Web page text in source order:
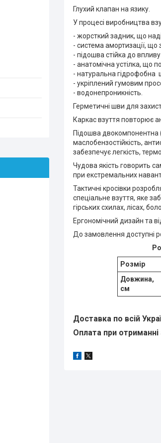
Глухий клапан на язику.
У процесі виробництва
- жорсткий задник, що
- система амортизації, що
- підошва стійка до
- анатомічна устілка, що
- натуральна гідрофобна
- укріплений гумовим
- водонепроникність.
Герметичні шви для
Каркас взуття повторює
Підошва двокомпонентна
маслобензостійкість,
забезпечує легкість,
Чудова якість говорить
при екстремальних
Тактичні кросівки
спеціальне взуття, яке
гірських схилах, лісах,
Ергономічний дизайн та
До замовлення доступні
Розмір
Довжина,
см
Доставка по всій
Оплата при отриманні